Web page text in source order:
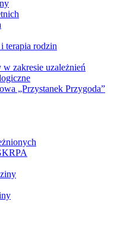
terapia rodzin
zakresie uzależnień
„Przystanek Przygoda”